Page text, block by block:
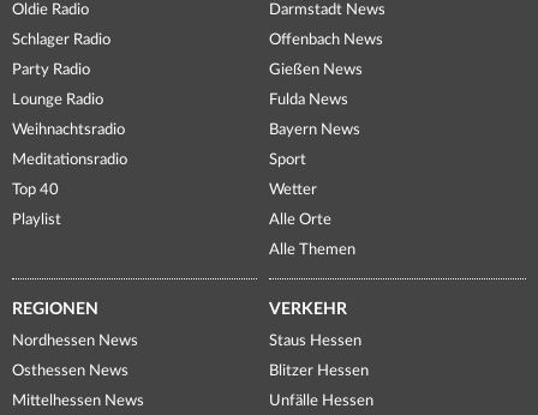
Oldie Radio
Schlager Radio
Party Radio
Lounge Radio
Weihnachtsradio
Meditationsradio
Top 40
Playlist
Darmstadt News
Offenbach News
Gießen News
Fulda News
Bayern News
Sport
Wetter
Alle Orte
Alle Themen
REGIONEN
Nordhessen News
Osthessen News
Mittelhessen News
VERKEHR
Staus Hessen
Blitzer Hessen
Unfälle Hessen